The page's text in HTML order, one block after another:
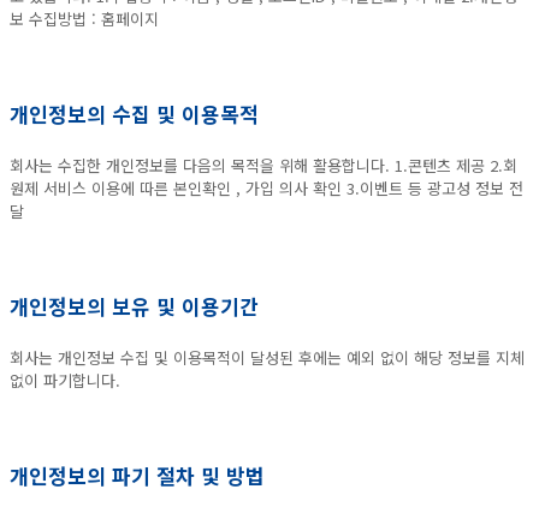
보 수집방법 : 홈페이지
개인정보의 수집 및 이용목적
회사는 수집한 개인정보를 다음의 목적을 위해 활용합니다. 1.콘텐츠 제공 2.회
원제 서비스 이용에 따른 본인확인 , 가입 의사 확인 3.이벤트 등 광고성 정보 전
달
개인정보의 보유 및 이용기간
회사는 개인정보 수집 및 이용목적이 달성된 후에는 예외 없이 해당 정보를 지체
없이 파기합니다.
개인정보의 파기 절차 및 방법